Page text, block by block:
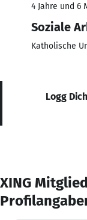
4 Jahre und 6
Soziale
Katholische
Logg
XING